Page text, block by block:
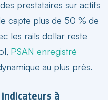
prestataires sur actifs
capte plus de 50 % de
les rails dollar reste
PSAN enregistré
au plus près.
à